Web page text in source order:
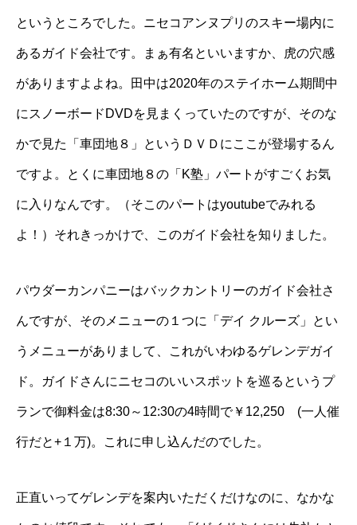
というところでした。ニセコアンヌプリのスキー場内に
あるガイド会社です。まぁ有名といいますか、虎の穴感
がありますよよね。田中は2020年のステイホーム期間中
にスノーボードDVDを見まくっていたのですが、そのな
かで見た「車団地８」というＤＶＤにここが登場するん
ですよ。とくに車団地８の「K塾」パートがすごくお気
に入りなんです。（そこのパートはyoutubeでみれる
よ！ ）それきっかけで、このガイド会社を知りました。
パウダーカンパニーはバックカントリーのガイド会社さ
んですが、そのメニューの１つに「デイ クルーズ」とい
うメニューがありまして、これがいわゆるゲレンデガイ
ド。ガイドさんにニセコのいいスポットを巡るというプ
ランで御料金は8:30～12:30の4時間で￥12,250 (一人催
行だと+１万)。これに申し込んだのでした。
正直いってゲレンデを案内いただくだけなのに、なかな